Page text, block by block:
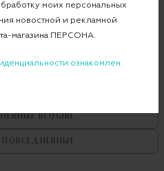
представителем
BLUGIRL
ПОВСЕДНЕВНЫЕ
моих персональных
новостной и рекламной
магазина ПЕРСОНА.
ознакомлен.